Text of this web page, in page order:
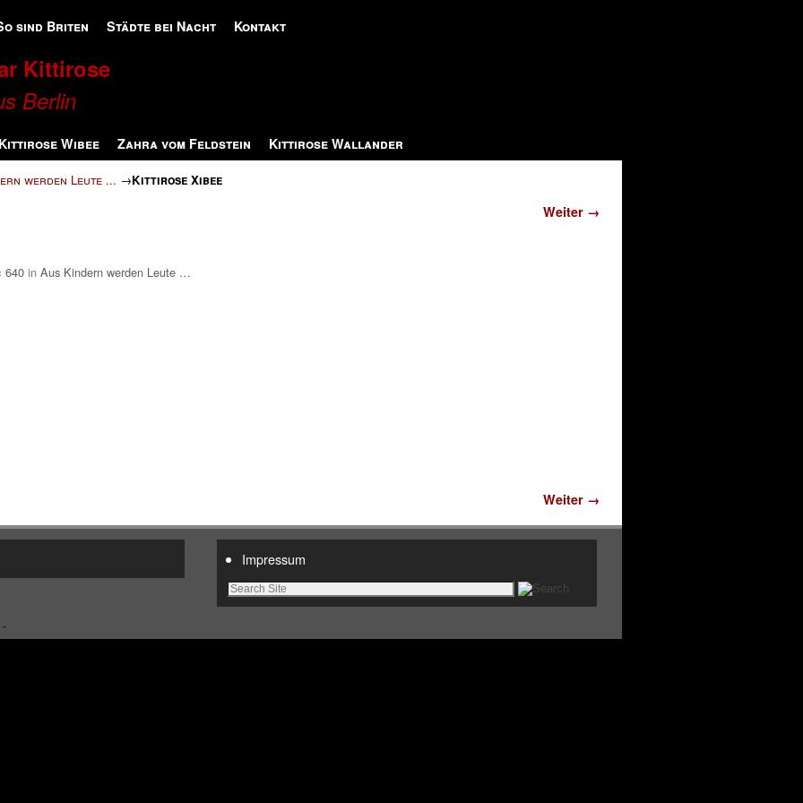
sind Briten Städte bei Nacht Kontakt
Kittirose
Berlin
Kittirose Wibee Zahra vom Feldstein Kittirose Wallander
werden Leute ... →Kittirose Xibee
Weiter →
640 in Aus Kindern werden Leute …
Weiter →
Impressum
-